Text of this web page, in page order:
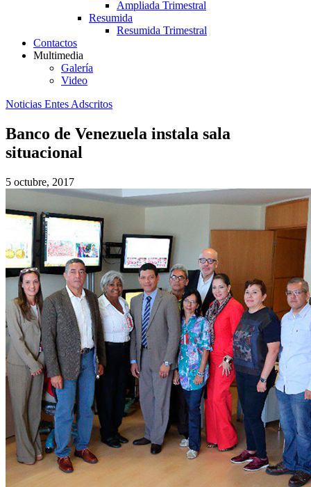
Ampliada Trimestral
Resumida
Resumida Trimestral
Contactos
Multimedia
Galería
Video
Noticias Entes Adscritos
Banco de Venezuela instala sala
situacional
5 octubre, 2017